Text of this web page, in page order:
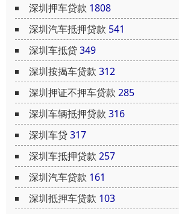
深圳押车贷款 1808
深圳汽车抵押贷款 541
深圳车抵贷349
深圳按揭车贷款 312
深圳押证不押车贷款 285
深圳车辆抵押贷款 316
深圳车贷317
深圳车抵押贷款 257
深圳汽车贷款 161
深圳抵押车贷款 103